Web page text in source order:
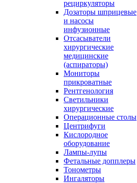
рециркуляторы
Дозаторы шприцевые
и насосы
инфузионные
Отсасыватели
хирургические
медицинские
(аспираторы)
Мониторы
прикроватные
Рентгенология
Светильники
хирургические
Операционные столы
Центрифуги
Кислородное
оборудование
Лампы-лупы
Фетальные допплеры
Тонометры
Ингаляторы